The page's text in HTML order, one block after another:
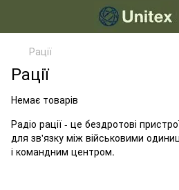
Рації
Радіо рації - це бездротові
для зв'язку між військовими
і командним центром.
Рації
Немає товарів